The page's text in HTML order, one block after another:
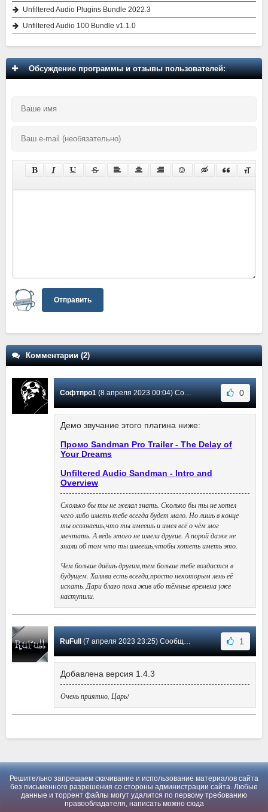
Unfiltered Audio Plugins Bundle 2022.3
Unfiltered Audio 100 Bundle v1.1.0
Обсуждение программы и отзывы пользователей:
Отправить
Комментарии (2)
Софтпро1(8 апреля 2023 00:04) Сообщение #2 0
Демо звучание этого плагина ниже:
Промо Sandman Pro Trailer - The Delay of
Your Dreams
Unfiltered Audio Sandman - Intro and
Overview
Сколько бы ты не желал знать. Сколько бы ты не хотел
чего либо иметь тебе всегда будет мало. Но лишь в конце
ты осознаешь,что ты имеешь и имел всё о чём мог
мечтать. А ведь этого не имели другие. А порой даже не
знали об том что ты имеешь,чтобы хотеть иметь это.
Чем больше даёшь другим,тем больше тебе воздастся в
будущем. Халява есть всегда,просто некоторым лень её
искать. Дари благо пока жив ибо тёмные времена уже
наступили.
RuFull (7 апреля 2023 23:25) Сообщение #1 1
Добавлена версия 1.4.3
Очень приятно, Царь!
Решительно запрещаем скачивание и использование материалов сайта
без письменного разрешения со стороны администрации сайта. Любые
данные и торрент файлы могут удалится по первому требованию
правообладателя, написать можно сюда